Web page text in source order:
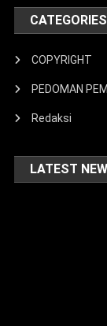
CATEGORIES
COPYRIGHT
PEDOMAN
Redaksi
LATEST